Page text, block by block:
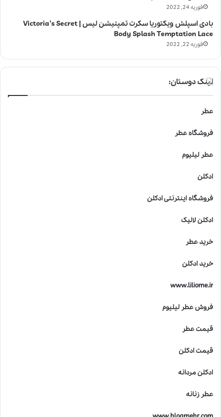
فوریه 24, 2022
بادی اسپلش ویکتوریا سکرت تمپتیشن لیس | Victoria’s Secret
Body Splash Temptation Lace
فوریه 22, 2022
لینک دوستان:
عطر
فروشگاه عطر
عطر لیلیوم
ادکلن
فروشگاه اینترنتی ادکلن
ادکلن لالیک
خرید عطر
خرید ادکلن
www.liliome.ir
فروش عطر لیلیوم
قیمت عطر
قیمت ادکلن
ادکلن مردانه
عطر زنانه